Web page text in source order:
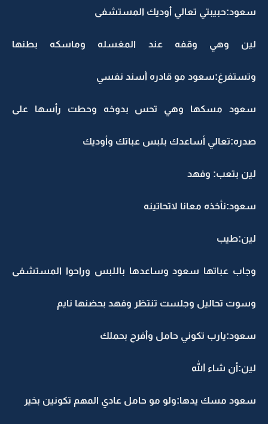
سعود:حبيبتي تعالي أوديك المستشفى
لين وهي وقفه عند المغسله وماسكه بطنها
وتستفرغ:سعود مو قادره أسند نفسي
سعود مسكها وهي تحس بدوخه وحطت رأسها على
صدره:تعالي أساعدك بلبس عباتك وأوديك
لين بتعب: وفهد
سعود:نأخذه معانا لاتحاتينه
لين:طيب
وجاب عباتها سعود وساعدها باللبس وراحوا المستشفى
وسوت تحاليل وجلست تنتظر وفهد بحضنها نايم
سعود:يارب تكوني حامل وأفرح بحملك
لين:أن شاء الله
سعود مسك يدها:ولو مو حامل عادي المهم تكونين بخير